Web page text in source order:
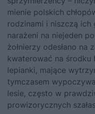
mienie polskich
rodzinami i niszczą ich
narażeni na niejeden
żołnierzy odesłano
kwaterować na środku
lepianki, mające
tymczasem
lesie, często w
prowizorycznych